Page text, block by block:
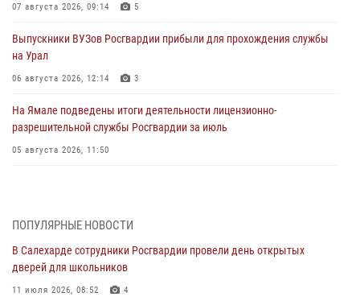
07 августа 2026, 09:14 5
Выпускники ВУЗов Росгвардии прибыли для прохождения службы
на Урал
06 августа 2026, 12:14 3
На Ямале подведены итоги деятельности лицензионно-
разрешительной службы Росгвардии за июль
05 августа 2026, 11:50
03 августа 2026, 07:21 2
Генерал-полковник Юрий Аверин выступил на Всероссийском
молодёжном образовательном форуме «Территория смыслов»
03 августа 2026, 06:54
ПОПУЛЯРНЫЕ НОВОСТИ
В Салехарде сотрудники Росгвардии провели день открытых
дверей для школьников
11 июля 2026, 08:52 4